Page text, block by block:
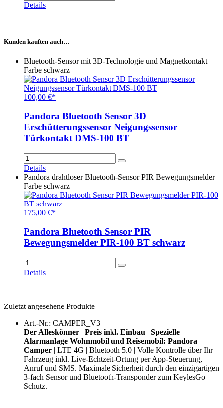
Details
Kunden kauften auch…
Bluetooth-Sensor mit 3D-Technologie und Magnetkontakt
Farbe schwarz
100,00 €*
Pandora Bluetooth Sensor 3D
Erschütterungssensor Neigungssensor
Türkontakt DMS-100 BT
Details
Pandora drahtloser Bluetooth-Sensor PIR Bewegungsmelder
Farbe schwarz
175,00 €*
Pandora Bluetooth Sensor PIR
Bewegungsmelder PIR-100 BT schwarz
Details
Zuletzt angesehene Produkte
Art.-Nr.: CAMPER_V3
Der Alleskönner | Preis inkl. Einbau | Spezielle
Alarmanlage Wohnmobil und Reisemobil: Pandora
Camper | LTE 4G | Bluetooth 5.0 | Volle Kontrolle über Ihr
Fahrzeug inkl. Live-Echtzeit-Ortung per App-Steuerung,
Anruf und SMS. Maximale Sicherheit durch den einzigartigen
3-fach Sensor und Bluetooth-Transponder zum KeylesGo
Schutz.